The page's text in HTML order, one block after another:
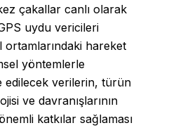
çakallar canlı olarak
uydu vericileri
ortamlarındaki hareket
yöntemlerle
edilecek verilerin, türün
ve davranışlarının
katkılar sağlaması